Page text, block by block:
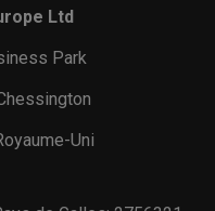
Ltd
Park
Uni